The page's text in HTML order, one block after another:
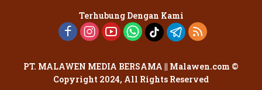
Terhubung Dengan Kami
PT. MALAWEN MEDIA BERSAMA || Malawen.com ©
Copyright 2024, All Rights Reserved